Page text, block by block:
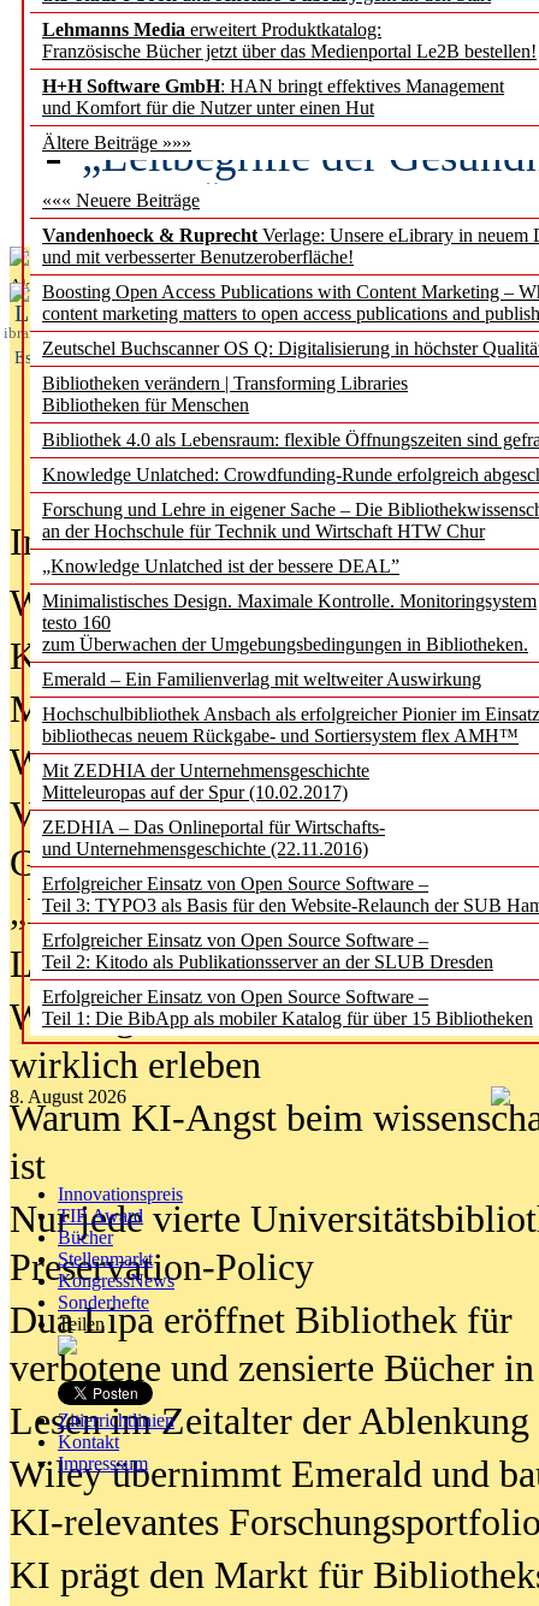
Lehmanns Media erweitert Produktkatalog:
Französische Bücher jetzt über das Medienportal Le2B bestellen!
H+H Software GmbH: HAN bringt effektives Management
und Komfort für die Nutzer unter einen Hut
Ältere Beiträge »»»
««« Neuere Beiträge
Vandenhoeck & Ruprecht Verlage: Unsere eLibrary in neuem
und mit verbesserter Benutzeroberfläche!
Boosting Open Access Publications with Content Marketing –
content marketing matters to open access publications and
Zeutschel Buchscanner OS Q: Digitalisierung in höchster
Bibliotheken verändern | Transforming Libraries
Bibliotheken für Menschen
Bibliothek 4.0 als Lebensraum: flexible Öffnungszeiten sind
Knowledge Unlatched: Crowdfunding-Runde erfolgreich
Forschung und Lehre in eigener Sache – Die
an der Hochschule für Technik und Wirtschaft HTW Chur
„Knowledge Unlatched ist der bessere DEAL”
Minimalistisches Design. Maximale Kontrolle. Monitoringsystem
testo 160
zum Überwachen der Umgebungsbedingungen in Bibliotheken.
Emerald – Ein Familienverlag mit weltweiter Auswirkung
Hochschulbibliothek Ansbach als erfolgreicher Pionier im
bibliothecas neuem Rückgabe- und Sortiersystem flex AMH™
Mit ZEDHIA der Unternehmensgeschichte
Mitteleuropas auf der Spur (10.02.2017)
ZEDHIA – Das Onlineportal für Wirtschafts-
und Unternehmensgeschichte (22.11.2016)
Erfolgreicher Einsatz von Open Source Software –
Teil 3: TYPO3 als Basis für den Website-Relaunch der SUB
Erfolgreicher Einsatz von Open Source Software –
Teil 2: Kitodo als Publikationsserver an der SLUB Dresden
Erfolgreicher Einsatz von Open Source Software –
Teil 1: Die BibApp als mobiler Katalog für über 15 Bibliotheken
8. August 2026
Innovationspreis
TIP Award
Bücher
Stellenmarkt
KongressNews
Sonderhefte
Teilen
Zitierrichtlinien
Kontakt
Impresssum
Künstliche Intelligenz
besser zu verstehen
„Leitbegriffe der
des BIÖG erscheinen
Aktuelles aus
L
ibrary
Essentials
In der Ausgabe06/2026(August
Was Hochschul­bibliotheken von
Kinder in der digitalen Welt
Metadaten als Infrastruktur
Wenn Bots katalogisieren
Von Abschlusskleidern bis
Geisterjagd-Ausrüstung in der
„Library of Things“ unterwegs
Lesen als Infrastrukturaufgabe
Wie Jugendliche Social Media
wirklich erleben
Warum KI-Angst beim
ist
Nur jede vierte
Preservation-Policy
Dua Lipa eröffnet Bibliothek für
verbotene und zensierte Bücher
Lesen im Zeitalter der Ablenkung
Wiley übernimmt Emerald und
KI-relevantes
KI prägt den Markt für